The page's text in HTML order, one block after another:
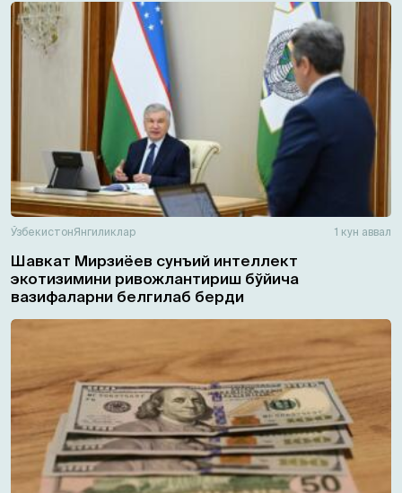
ЎзбекистонЯнгиликлар 1 кун аввал
Шавкат Мирзиёев сунъий интеллект
экотизимини ривожлантириш бўйича
вазифаларни белгилаб берди